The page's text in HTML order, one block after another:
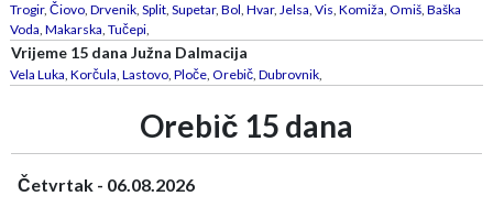
Trogir, Čiovo, Drvenik, Split, Supetar, Bol, Hvar, Jelsa, Vis, Komiža, Omiš, Baška
Voda, Makarska, Tučepi,
Vrijeme 15 dana Južna Dalmacija
Vela Luka, Korčula, Lastovo, Ploče, Orebič, Dubrovnik,
Orebič 15 dana
Četvrtak - 06.08.2026